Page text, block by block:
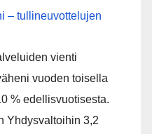
– tullineuvottelujen
vienti
vuoden toisella
% edellisvuotisesta.
Yhdysvaltoihin 3,2